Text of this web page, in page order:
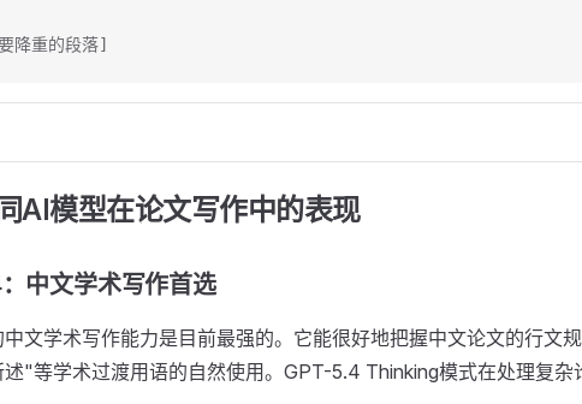
降重的段落]
AI模型在论文写作中的表现
中文学术写作首选
文学术写作能力是目前最强的。它能很好地把握中文论文的行文
"等学术过渡用语的自然使用。GPT-5.4 Thinking模式在处理复杂